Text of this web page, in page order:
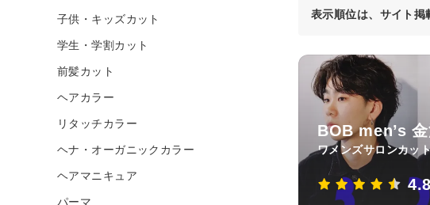
表示順位は、サイト掲
BOB men’s
ワメンズサロンカッ
4.8
子供・キッズカット
学生・学割カット
前髪カット
ヘアカラー
リタッチカラー
ヘナ・オーガニックカラー
ヘアマニキュア
パーマ